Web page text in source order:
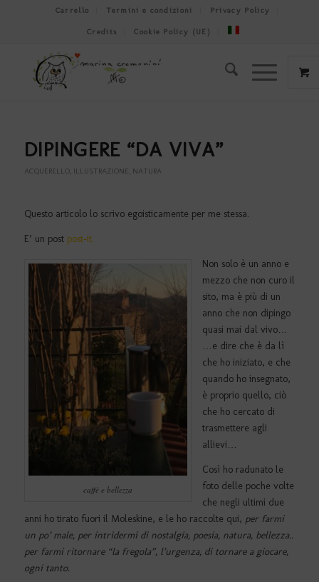
Carrello Termini e condizioni Privacy Policy
Credits Cookie Policy (UE)
DIPINGERE “DA VIVA”
ACQUERELLO, ILLUSTRAZIONE, NATURA
Questo articolo lo scrivo egoisticamente per me stessa.
E’ un post post-it.
caffè e bellezza
Non solo è un anno e
mezzo che non curo il
sito, ma è più di un
anno che non dipingo
quasi mai dal vivo…
…e dire che è da lì
che ho iniziato, e che
quando ho insegnato,
è proprio quello, ciò
che ho cercato di
trasmettere agli
allievi…
Così ho radunato le
foto delle poche volte
che negli ultimi due
anni ho tirato fuori il Moleskine, e le ho raccolte qui, per farmi
un po’ male, per intridermi di nostalgia, poesia, natura, bellezza..
per farmi ritornare “la fregola”, l’urgenza, di tornare a giocare,
ogni tanto.